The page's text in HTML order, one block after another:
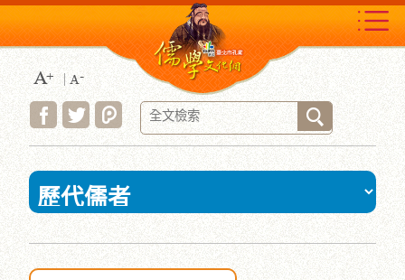
到
主
要
內
容
區
塊